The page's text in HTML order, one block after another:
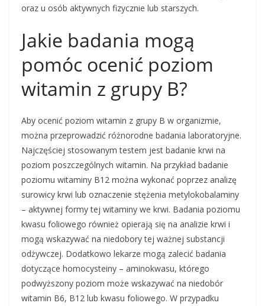
oraz u osób aktywnych fizycznie lub starszych.
Jakie badania mogą
pomóc ocenić poziom
witamin z grupy B?
Aby ocenić poziom witamin z grupy B w organizmie,
można przeprowadzić różnorodne badania laboratoryjne.
Najczęściej stosowanym testem jest badanie krwi na
poziom poszczególnych witamin. Na przykład badanie
poziomu witaminy B12 można wykonać poprzez analizę
surowicy krwi lub oznaczenie stężenia metylokobalaminy
– aktywnej formy tej witaminy we krwi. Badania poziomu
kwasu foliowego również opierają się na analizie krwi i
mogą wskazywać na niedobory tej ważnej substancji
odżywczej. Dodatkowo lekarze mogą zalecić badania
dotyczące homocysteiny – aminokwasu, którego
podwyższony poziom może wskazywać na niedobór
witamin B6, B12 lub kwasu foliowego. W przypadku